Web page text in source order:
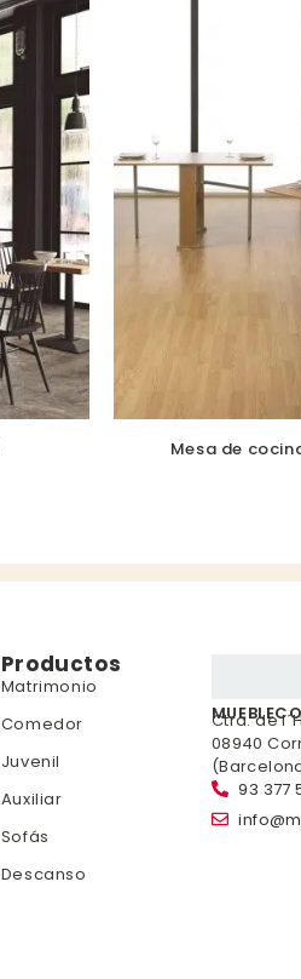
Mesa de
Productos
Matrimonio
Comedor
Juvenil
Auxiliar
Sofás
Descanso
Ctra. de
08940
93 377